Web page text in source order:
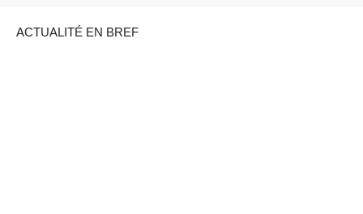
ACTUALITÉ EN BREF